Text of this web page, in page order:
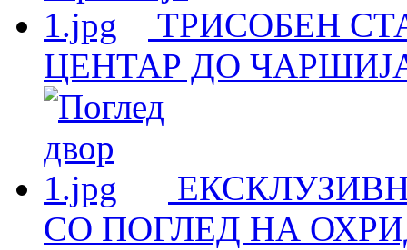
ТРИСОБЕН
ЦЕНТАР ДО
СО ПОГЛЕД НА